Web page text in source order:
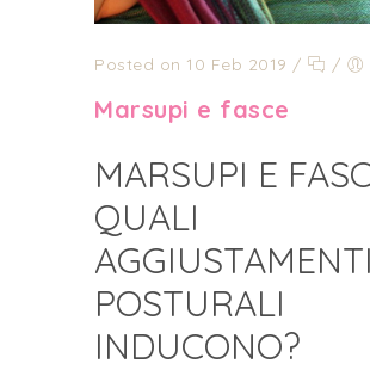
Posted on 10 Feb 2019 / /
Marsupi e fasce
MARSUPI E
QUALI
AGGIUSTAMENTI
POSTURALI
INDUCONO?